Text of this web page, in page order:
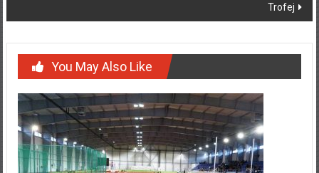
Trofej
You May Also Like